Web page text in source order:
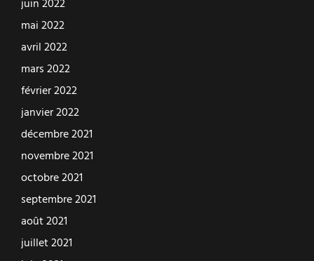
juin 2022
mai 2022
avril 2022
mars 2022
février 2022
janvier 2022
décembre 2021
novembre 2021
octobre 2021
septembre 2021
août 2021
juillet 2021